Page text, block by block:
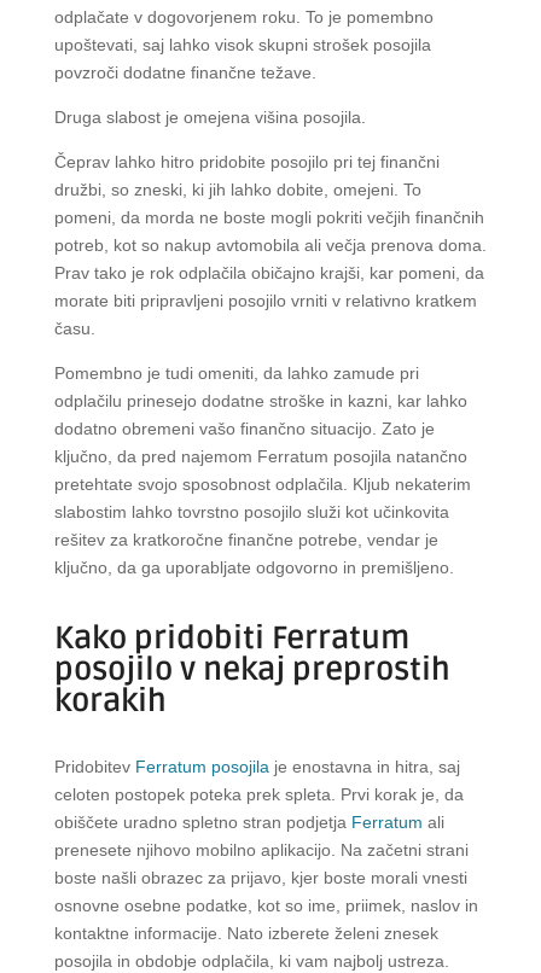
odplačate v dogovorjenem roku. To je pomembno
upoštevati, saj lahko visok skupni strošek posojila
povzroči dodatne finančne težave.
Druga slabost je omejena višina posojila.
Čeprav lahko hitro pridobite posojilo pri tej finančni
družbi, so zneski, ki jih lahko dobite, omejeni. To
pomeni, da morda ne boste mogli pokriti večjih finančnih
potreb, kot so nakup avtomobila ali večja prenova doma.
Prav tako je rok odplačila običajno krajši, kar pomeni, da
morate biti pripravljeni posojilo vrniti v relativno kratkem
času.
Pomembno je tudi omeniti, da lahko zamude pri
odplačilu prinesejo dodatne stroške in kazni, kar lahko
dodatno obremeni vašo finančno situacijo. Zato je
ključno, da pred najemom Ferratum posojila natančno
pretehtate svojo sposobnost odplačila. Kljub nekaterim
slabostim lahko tovrstno posojilo služi kot učinkovita
rešitev za kratkoročne finančne potrebe, vendar je
ključno, da ga uporabljate odgovorno in premišljeno.
Kako pridobiti Ferratum
posojilo v nekaj preprostih
korakih
Pridobitev Ferratum posojila je enostavna in hitra, saj
celoten postopek poteka prek spleta. Prvi korak je, da
obiščete uradno spletno stran podjetja Ferratum ali
prenesete njihovo mobilno aplikacijo. Na začetni strani
boste našli obrazec za prijavo, kjer boste morali vnesti
osnovne osebne podatke, kot so ime, priimek, naslov in
kontaktne informacije. Nato izberete želeni znesek
posojila in obdobje odplačila, ki vam najbolj ustreza.